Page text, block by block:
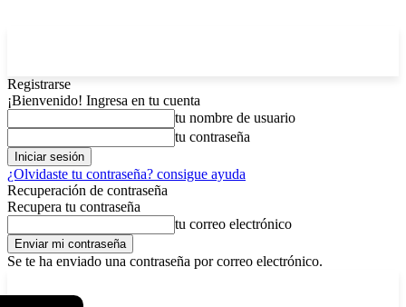
Registrarse
¡Bienvenido! Ingresa en tu cuenta
tu nombre de usuario
tu contraseña
¿Olvidaste tu contraseña? consigue ayuda
Recuperación de contraseña
Recupera tu contraseña
tu correo electrónico
Se te ha enviado una contraseña por correo electrónico.